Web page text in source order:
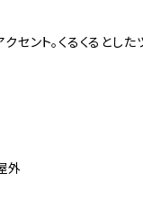
セント。くるくるとし
外